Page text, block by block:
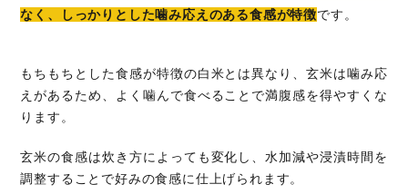
なく、しっかりとした噛み応えのある食感が特徴です。
もちもちとした食感が特徴の白米とは異なり、玄米は噛み応
えがあるため、よく噛んで食べることで満腹感を得やすくな
ります。
玄米の食感は炊き方によっても変化し、水加減や浸漬時間を
調整することで好みの食感に仕上げられます。